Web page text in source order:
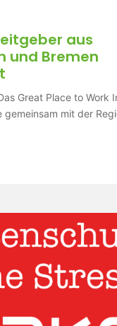
aus
und Bremen
Great Place to Work
gemeinsam mit der